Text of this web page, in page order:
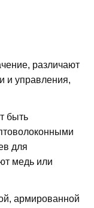
различают
и управления,
быть
для
медь или
армированной